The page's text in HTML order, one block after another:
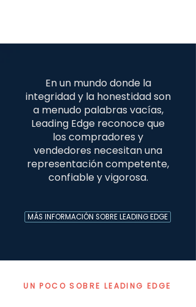
En un mundo donde la
integridad y la honestidad son
a menudo palabras vacías,
Leading Edge reconoce que
los compradores y
vendedores necesitan una
representación competente,
confiable y vigorosa.
MÁS INFORMACIÓN SOBRE LEADING EDGE
UN POCO SOBRE LEADING EDGE